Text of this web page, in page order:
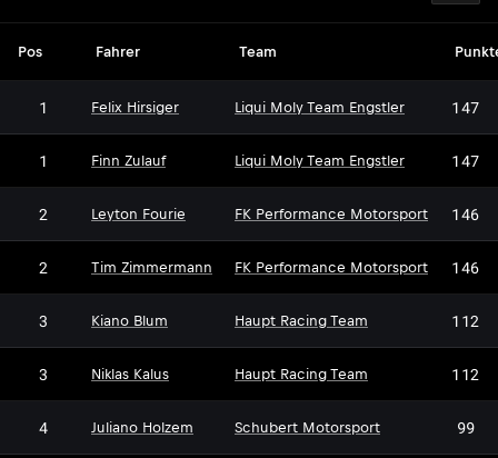
Pos Fahrer Team
1 Felix Hirsiger Liqui Moly Team Engstler 147
1 Finn Zulauf Liqui Moly Team Engstler 147
2 Leyton Fourie FK Performance Motorsport 146
2 Tim Zimmermann FK Performance Motorsport 146
3 Kiano Blum Haupt Racing Team 112
3 Niklas Kalus Haupt Racing Team 112
4 Juliano Holzem Schubert Motorsport 99